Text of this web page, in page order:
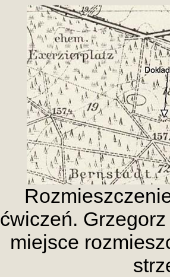
ćwiczeń.
miejsce